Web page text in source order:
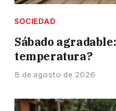
SOCIEDAD
Sábado
temperatura?
8 de agosto de 2026